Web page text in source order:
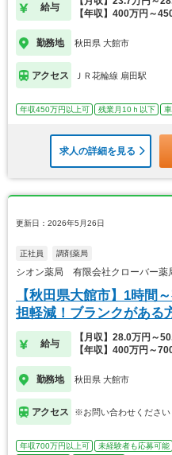
給与
【年収】400万円～
勤務地 秋田県 大館市
アクセス ＪＲ花輪線 扇田駅
年収450万円以上可 残業月10ｈ以下
求人の詳細を見る
更新日：2026年5月26日
正社員 調剤薬局
シオン薬局 有限会社クローバー薬
【秋田県大館市】1時間
担軽減！ブランクがある
給与
【月収】28.0万円～
【年収】400万円～
勤務地 秋田県 大館市
アクセス ※お問い合わせください
年収700万円以上可 未経験者も応募可能